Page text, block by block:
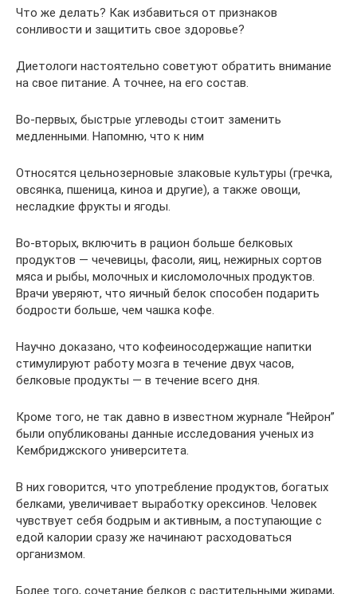
Что же делать? Как избавиться от признаков
сонливости и защитить свое здоровье?
Диетологи настоятельно советуют обратить внимание
на свое питание. А точнее, на его состав.
Во-первых, быстрые углеводы стоит заменить
медленными. Напомню, что к ним
Относятся цельнозерновые злаковые культуры (гречка,
овсянка, пшеница, киноа и другие), а также овощи,
несладкие фрукты и ягоды.
Во-вторых, включить в рацион больше белковых
продуктов — чечевицы, фасоли, яиц, нежирных сортов
мяса и рыбы, молочных и кисломолочных продуктов.
Врачи уверяют, что яичный белок способен подарить
бодрости больше, чем чашка кофе.
Научно доказано, что кофеиносодержащие напитки
стимулируют работу мозга в течение двух часов,
белковые продукты — в течение всего дня.
Кроме того, не так давно в известном журнале “Нейрон”
были опубликованы данные исследования ученых из
Кембриджского университета.
В них говорится, что употребление продуктов, богатых
белками, увеличивает выработку орексинов. Человек
чувствует себя бодрым и активным, а поступающие с
едой калории сразу же начинают расходоваться
организмом.
Более того, сочетание белков с растительными жирами,